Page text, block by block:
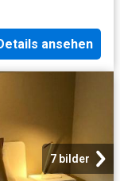
ansehen
7 bilder